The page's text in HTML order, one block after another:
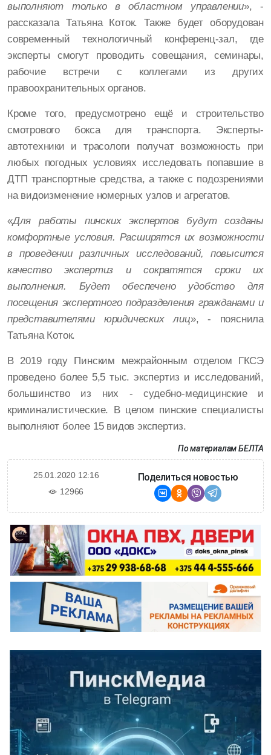
выполняют только в областном управлении», -
рассказала Татьяна Коток. Также будет оборудован
современный технологичный конференц-зал, где
эксперты смогут проводить совещания, семинары,
рабочие встречи с коллегами из других
правоохранительных органов.
Кроме того, предусмотрено ещё и строительство
смотрового бокса для транспорта. Эксперты-
автотехники и трасологи получат возможность при
любых погодных условиях исследовать попавшие в
ДТП транспортные средства, а также с подозрениями
на видоизменение номерных узлов и агрегатов.
«Для работы пинских экспертов будут созданы
комфортные условия. Расширятся их возможности
в проведении различных исследований, повысится
качество экспертиз и сократятся сроки их
выполнения. Будет обеспечено удобство для
посещения экспертного подразделения гражданами и
представителями юридических лиц», - пояснила
Татьяна Коток.
В 2019 году Пинским межрайонным отделом ГКСЭ
проведено более 5,5 тыс. экспертиз и исследований,
большинство из них - судебно-медицинские и
криминалистические. В целом пинские специалисты
выполняют более 15 видов экспертиз.
По материаламБЕЛТА
25.01.2020 12:16
12966
Поделиться новостью